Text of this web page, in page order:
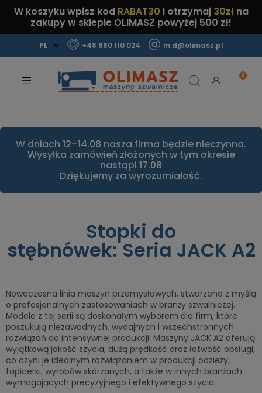
W koszyku wpisz kod RABAT30 i otrzymaj 30złna
zakupy w sklepie OLIMASZ powyżej 500 zł!
+48 880 110 024 m.d@olimasz.pl
Sprawdź!
W dniach 12–14.08 nasza firma będzie nieczynna.
Wysyłka zamówień złożonych w tym okresie
nastąpi 17.08
Dziękujemy za wyrozumiałość.
Stopki do
stębnówek: Seria JACK A2
Nowoczesna linia maszyn przemysłowych, stworzona z myślą
o profesjonalnych zastosowaniach w branży szwalniczej.
Modele z tej serii są doskonałym wyborem dla firm, które
poszukują niezawodnych, wydajnych i wszechstronnych
rozwiązań do intensywnej produkcji. Maszyny JACK A2 oferują
wyjątkową jakość szycia, dużą prędkość oraz łatwość obsługi,
co czyni je idealnym rozwiązaniem w produkcji odzieży,
tapicerki, wyrobów skórzanych, a także w innych branżach
wymagających precyzyjnego i efektywnego szycia.